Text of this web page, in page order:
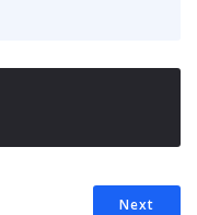
Next